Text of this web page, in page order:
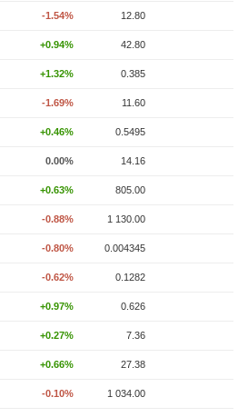
-1.54% 12.80
+0.94% 42.80
+1.32% 0.385
-1.69% 11.60
+0.46% 0.5495
0.00% 14.16
+0.63% 805.00
-0.88% 1 130.00
-0.80% 0.004345
-0.62% 0.1282
+0.97% 0.626
+0.27% 7.36
+0.66% 27.38
-0.10% 1 034.00